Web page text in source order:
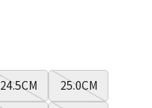
24.5CM
25.0CM